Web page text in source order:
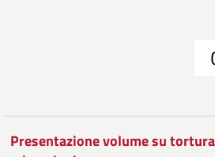
Presentazione volume su